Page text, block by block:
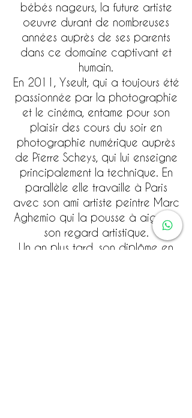
bébés nageurs, la future artiste
oeuvre durant de nombreuses
années auprès de ses parents
dans ce domaine captivant et
humain.
En 2011, Yseult, qui a toujours été
passionnée par la photographie
et le cinéma, entame pour son
plaisir des cours du soir en
photographie numérique auprès
de Pierre Scheys, qui lui enseigne
principalement la technique. En
parallèle elle travaille à Paris
avec son ami artiste peintre Marc
Aghemio qui la pousse à aiguiser
son regard artistique.
Un an plus tard, son diplôme en